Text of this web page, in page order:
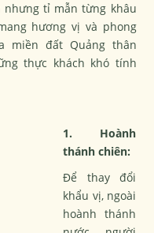
nhưng tỉ mẫn từng khâu
hương vị và phong
miền đất Quảng thân
thực khách khó tính
1. Hoành
thánh chiên:
Để thay đổi
khẩu vị, ngoài
hoành thánh